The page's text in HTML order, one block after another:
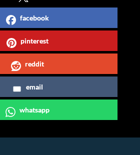
facebook
pinterest
reddit
email
whatsapp